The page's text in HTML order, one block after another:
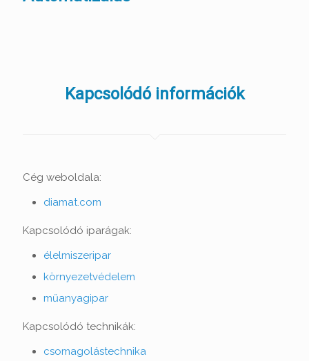
Kapcsolódó információk
Cég weboldala:
diamat.com
Kapcsolódó iparágak:
élelmiszeripar
környezetvédelem
műanyagipar
Kapcsolódó technikák:
csomagolástechnika